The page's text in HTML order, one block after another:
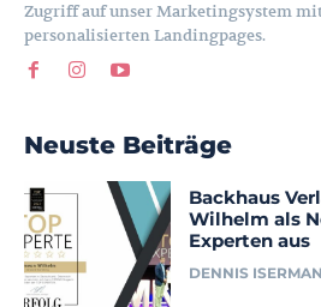
Zugriff auf unser Marketingsystem
personalisierten Landingpages.
Neuste Beiträge
Backhaus
Wilhelm als
Experten aus
DENNIS